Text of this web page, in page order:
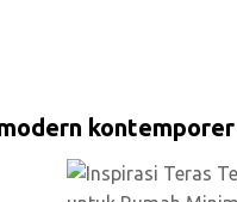
kontemporer